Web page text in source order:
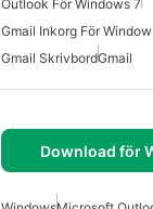
Outlook För Windows 7
Gmail Inkorg För
Gmail SkrivbordGmail
Download för